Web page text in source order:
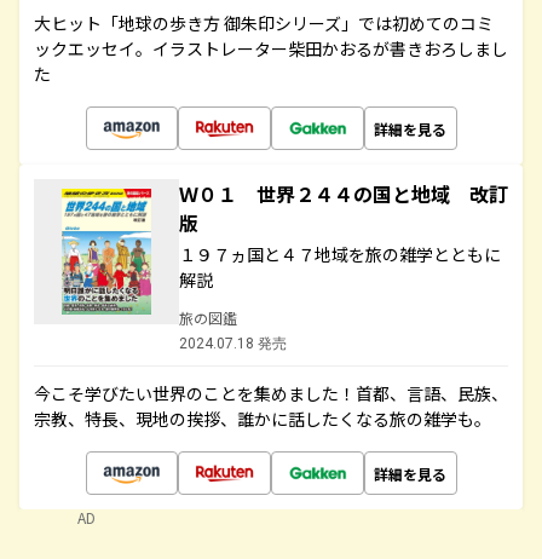
大ヒット「地球の歩き方 御朱印シリーズ」では初めてのコミ
ックエッセイ。イラストレーター柴田かおるが書きおろしまし
た
詳細を見る
Ｗ０１ 世界２４４の国と地域 改訂
版
１９７ヵ国と４７地域を旅の雑学とともに
解説
旅の図鑑
2024.07.18 発売
今こそ学びたい世界のことを集めました！首都、言語、民族、
宗教、特長、現地の挨拶、誰かに話したくなる旅の雑学も。
詳細を見る
AD